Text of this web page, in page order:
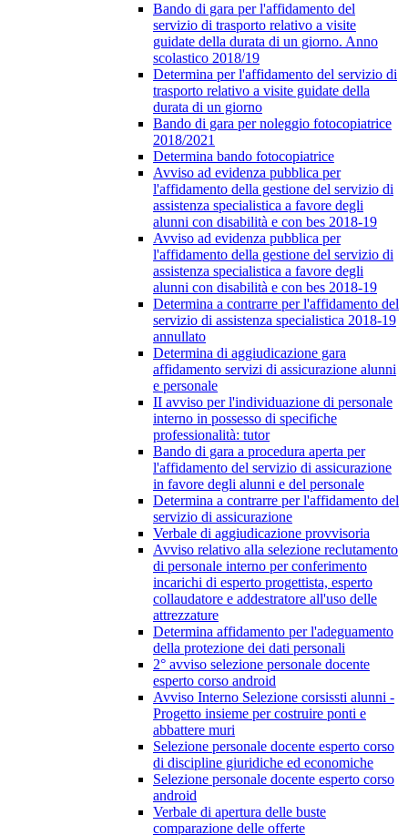
Bando di gara per l'affidamento del
servizio di trasporto relativo a visite
guidate della durata di un giorno. Anno
scolastico 2018/19
Determina per l'affidamento del servizio di
trasporto relativo a visite guidate della
durata di un giorno
Bando di gara per noleggio fotocopiatrice
2018/2021
Determina bando fotocopiatrice
Avviso ad evidenza pubblica per
l'affidamento della gestione del servizio di
assistenza specialistica a favore degli
alunni con disabilità e con bes 2018-19
Avviso ad evidenza pubblica per
l'affidamento della gestione del servizio di
assistenza specialistica a favore degli
alunni con disabilità e con bes 2018-19
Determina a contrarre per l'affidamento del
servizio di assistenza specialistica 2018-19
annullato
Determina di aggiudicazione gara
affidamento servizi di assicurazione alunni
e personale
II avviso per l'individuazione di personale
interno in possesso di specifiche
professionalità: tutor
Bando di gara a procedura aperta per
l'affidamento del servizio di assicurazione
in favore degli alunni e del personale
Determina a contrarre per l'affidamento del
servizio di assicurazione
Verbale di aggiudicazione provvisoria
Avviso relativo alla selezione reclutamento
di personale interno per conferimento
incarichi di esperto progettista, esperto
collaudatore e addestratore all'uso delle
attrezzature
Determina affidamento per l'adeguamento
della protezione dei dati personali
2° avviso selezione personale docente
esperto corso android
Avviso Interno Selezione corsissti alunni -
Progetto insieme per costruire ponti e
abbattere muri
Selezione personale docente esperto corso
di discipline giuridiche ed economiche
Selezione personale docente esperto corso
android
Verbale di apertura delle buste
comparazione delle offerte